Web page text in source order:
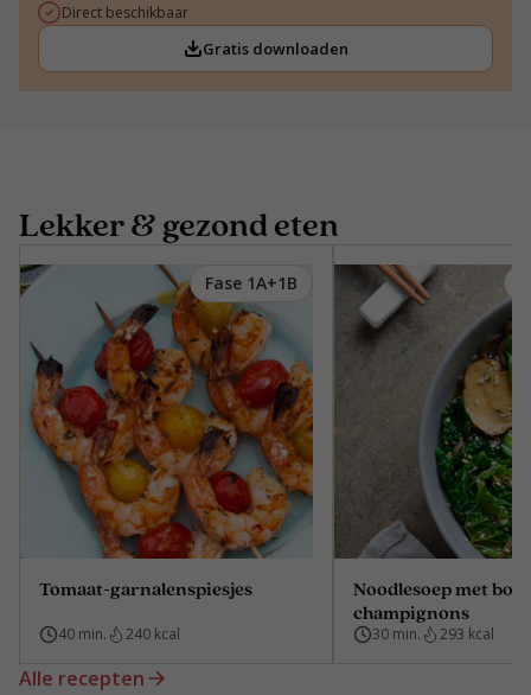
Direct beschikbaar
Gratis downloaden
Lekker & gezond eten
Fase 1A+1B
Tomaat-garnalenspiesjes
40 min. 240 kcal
Noodlesoep met
champignons
30 min. 293 kcal
Alle recepten